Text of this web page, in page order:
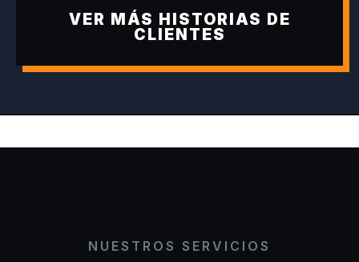
VER MÁS HISTORIAS DE
CLIENTES
NUESTROS SERVICIOS